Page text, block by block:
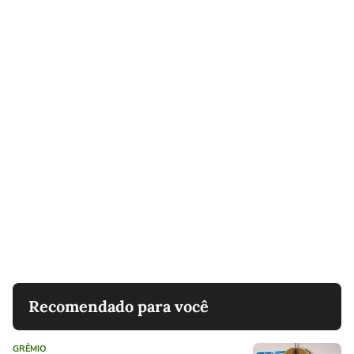
Recomendado para você
GRÊMIO